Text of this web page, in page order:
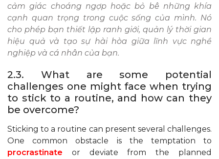
cảm giác choáng ngợp hoặc bỏ bê những khía
cạnh quan trọng trong cuộc sống của mình. Nó
cho phép bạn thiết lập ranh giới, quản lý thời gian
hiệu quả và tạo sự hài hòa giữa lĩnh vực nghề
nghiệp và cá nhân của bạn.
2.3. What are some potential
challenges one might face when trying
to stick to a routine, and how can they
be overcome?
Sticking to a routine can present several challenges.
One common obstacle is the temptation to
procrastinate or deviate from the planned